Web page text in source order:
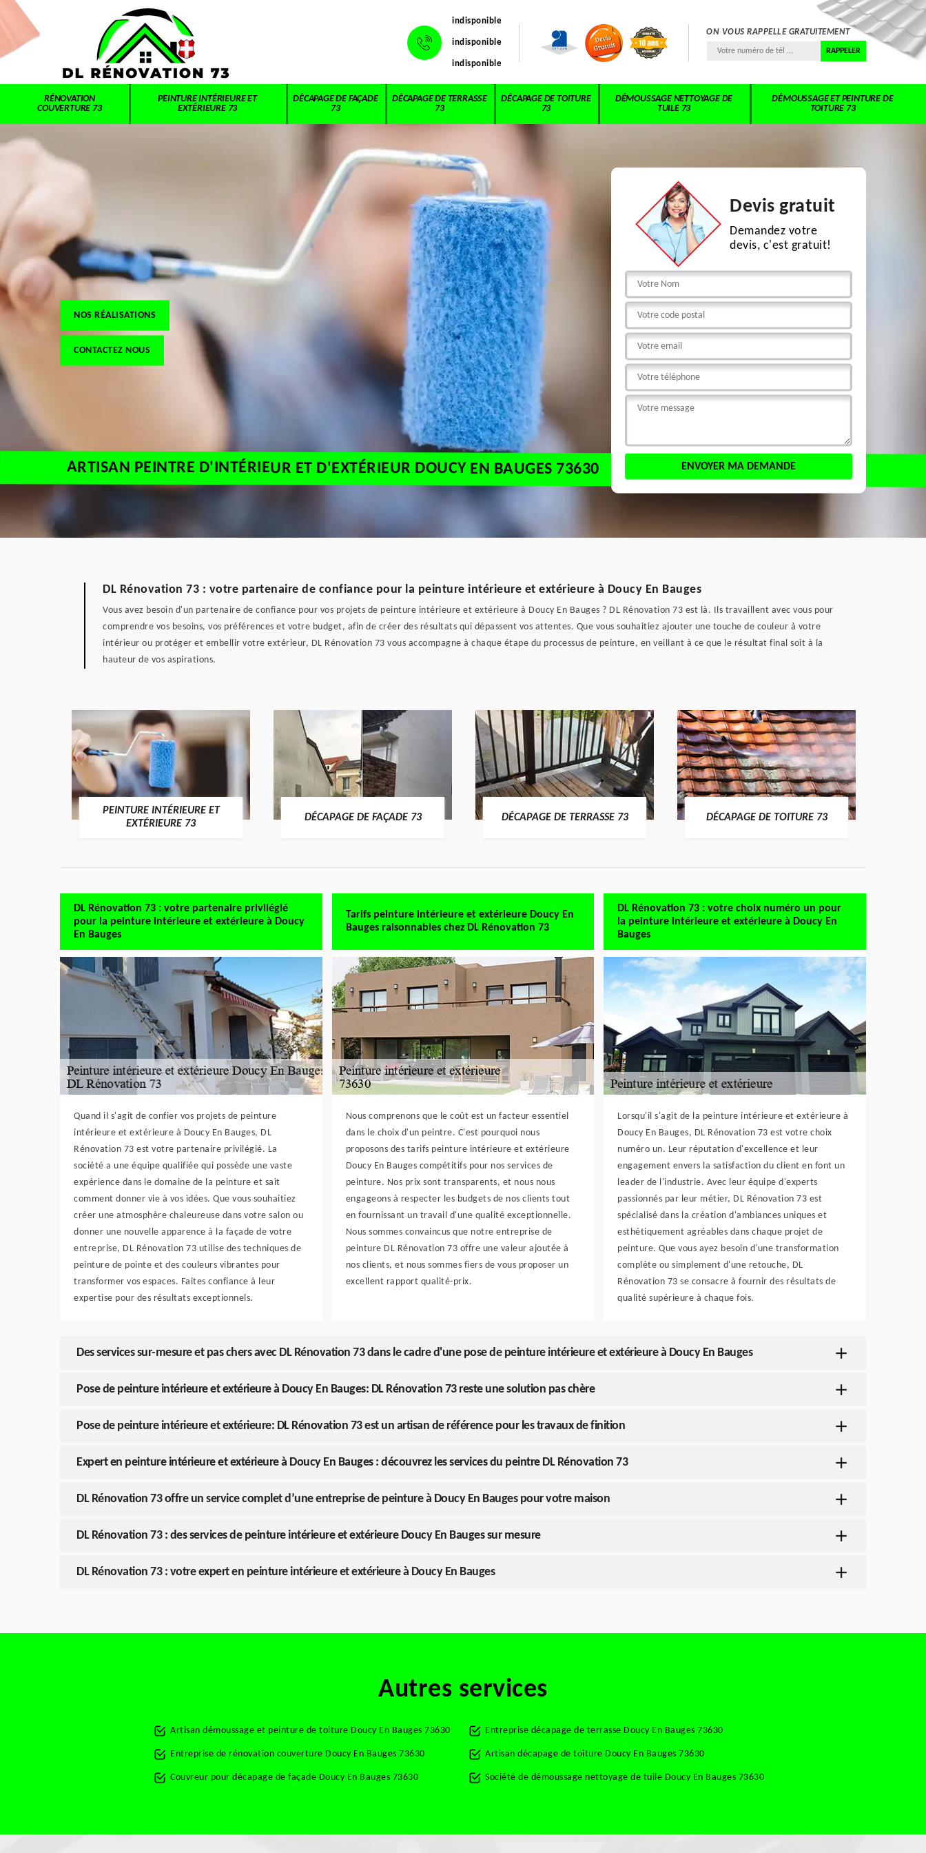
indisponible
indisponible
indisponible
ON VOUS RAPPELLE GRATUITEMENT
RÉNOVATION
COUVERTURE 73
PEINTURE INTÉRIEURE ET
EXTÉRIEURE 73
DÉCAPAGE DE FAÇADE
73
DÉCAPAGE DE TERRASSE
73
DÉCAPAGE DE TOITURE
73
DÉMOUSSAGE NETTOYAGE DE
TUILE 73
DÉMOUSSAGE ET PEINTURE DE
TOITURE 73
NOS RÉALISATIONS
CONTACTEZ NOUS
Devis gratuit
Demandez votre
devis, c'est gratuit!
ARTISAN PEINTRE D'INTÉRIEUR ET D'EXTÉRIEUR DOUCY EN BAUGES 73630
DL Rénovation 73 : votre partenaire de confiance pour la peinture intérieure et extérieure à Doucy En Bauges
Vous avez besoin d'un partenaire de confiance pour vos projets de peinture intérieure et extérieure à Doucy En Bauges ? DL Rénovation 73 est là. Ils travaillent avec vous pour
comprendre vos besoins, vos préférences et votre budget, afin de créer des résultats qui dépassent vos attentes. Que vous souhaitiez ajouter une touche de couleur à votre
intérieur ou protéger et embellir votre extérieur, DL Rénovation 73 vous accompagne à chaque étape du processus de peinture, en veillant à ce que le résultat final soit à la
hauteur de vos aspirations.
PEINTURE INTÉRIEURE ET
EXTÉRIEURE 73
DÉCAPAGE DE FAÇADE 73 DÉCAPAGE DE TERRASSE 73 DÉCAPAGE DE TOITURE 73
DL Rénovation 73 : votre partenaire privilégié
pour la peinture intérieure et extérieure à Doucy
En Bauges
Quand il s'agit de confier vos projets de peinture
intérieure et extérieure à Doucy En Bauges, DL
Rénovation 73 est votre partenaire privilégié. La
société a une équipe qualifiée qui possède une vaste
expérience dans le domaine de la peinture et sait
comment donner vie à vos idées. Que vous souhaitiez
créer une atmosphère chaleureuse dans votre salon ou
donner une nouvelle apparence à la façade de votre
entreprise, DL Rénovation 73 utilise des techniques de
peinture de pointe et des couleurs vibrantes pour
transformer vos espaces. Faites confiance à leur
expertise pour des résultats exceptionnels.
Tarifs peinture intérieure et extérieure Doucy En
Bauges raisonnables chez DL Rénovation 73
Nous comprenons que le coût est un facteur essentiel
dans le choix d'un peintre. C'est pourquoi nous
proposons des tarifs peinture intérieure et extérieure
Doucy En Bauges compétitifs pour nos services de
peinture. Nos prix sont transparents, et nous nous
engageons à respecter les budgets de nos clients tout
en fournissant un travail d'une qualité exceptionnelle.
Nous sommes convaincus que notre entreprise de
peinture DL Rénovation 73 offre une valeur ajoutée à
nos clients, et nous sommes fiers de vous proposer un
excellent rapport qualité-prix.
DL Rénovation 73 : votre choix numéro un pour
la peinture intérieure et extérieure à Doucy En
Bauges
Lorsqu'il s'agit de la peinture intérieure et extérieure à
Doucy En Bauges, DL Rénovation 73 est votre choix
numéro un. Leur réputation d'excellence et leur
engagement envers la satisfaction du client en font un
leader de l'industrie. Avec leur équipe d'experts
passionnés par leur métier, DL Rénovation 73 est
spécialisé dans la création d'ambiances uniques et
esthétiquement agréables dans chaque projet de
peinture. Que vous ayez besoin d'une transformation
complète ou simplement d'une retouche, DL
Rénovation 73 se consacre à fournir des résultats de
qualité supérieure à chaque fois.
Des services sur-mesure et pas chers avec DL Rénovation 73 dans le cadre d'une pose de peinture intérieure et extérieure à Doucy En Bauges
Pose de peinture intérieure et extérieure à Doucy En Bauges: DL Rénovation 73 reste une solution pas chère
Pose de peinture intérieure et extérieure: DL Rénovation 73 est un artisan de référence pour les travaux de finition
Expert en peinture intérieure et extérieure à Doucy En Bauges : découvrez les services du peintre DL Rénovation 73
DL Rénovation 73 offre un service complet d’une entreprise de peinture à Doucy En Bauges pour votre maison
DL Rénovation 73 : des services de peinture intérieure et extérieure Doucy En Bauges sur mesure
DL Rénovation 73 : votre expert en peinture intérieure et extérieure à Doucy En Bauges
Autres services
Artisan démoussage et peinture de toiture Doucy En Bauges 73630
Entreprise de rénovation couverture Doucy En Bauges 73630
Couvreur pour décapage de façade Doucy En Bauges 73630
Entreprise décapage de terrasse Doucy En Bauges 73630
Artisan décapage de toiture Doucy En Bauges 73630
Société de démoussage nettoyage de tuile Doucy En Bauges 73630